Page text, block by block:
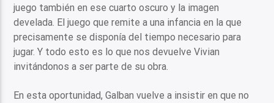
juego también en ese cuarto oscuro y la imagen
develada. El juego que remite a una infancia en la que
precisamente se disponía del tiempo necesario para
jugar. Y todo esto es lo que nos devuelve Vivian
invitándonos a ser parte de su obra.
En esta oportunidad, Galban vuelve a insistir en que no